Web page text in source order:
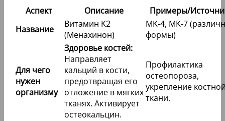
Аспект Описание
Примеры/
Название
Витамин K2
(Менахинон)
MK-4, MK-7
формы)
Для чего
нужен
организму
Здоровье костей:
Направляет
кальций в кости,
предотвращая его
отложение в мягких
тканях. Активирует
остеокальцин.
Профилактика
остеопороза,
укрепление
ткани.